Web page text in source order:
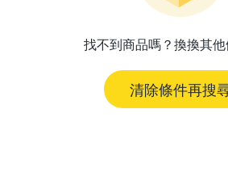
找不到商品嗎？換換其他
清除條件再搜